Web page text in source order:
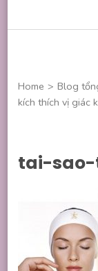
Home > Blog
kích thích vị giác
tai-